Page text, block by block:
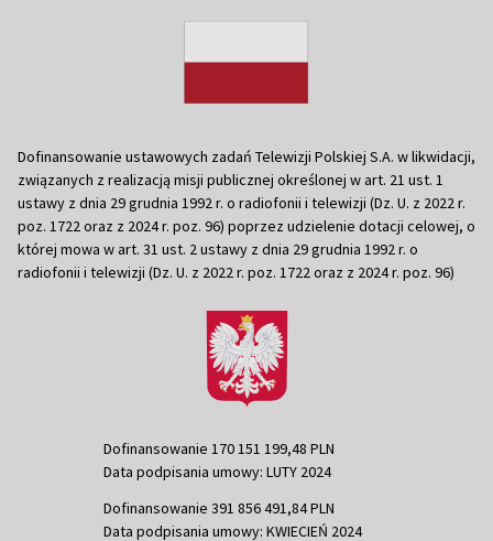
Dofinansowanie ustawowych zadań Telewizji Polskiej S.A. w likwidacji,
związanych z realizacją misji publicznej określonej w art. 21 ust. 1
ustawy z dnia 29 grudnia 1992 r. o radiofonii i telewizji (Dz. U. z 2022 r.
poz. 1722 oraz z 2024 r. poz. 96) poprzez udzielenie dotacji celowej, o
której mowa w art. 31 ust. 2 ustawy z dnia 29 grudnia 1992 r. o
radiofonii i telewizji (Dz. U. z 2022 r. poz. 1722 oraz z 2024 r. poz. 96)
Dofinansowanie 170 151 199,48 PLN
Data podpisania umowy: LUTY 2024
Dofinansowanie 391 856 491,84 PLN
Data podpisania umowy: KWIECIEŃ 2024